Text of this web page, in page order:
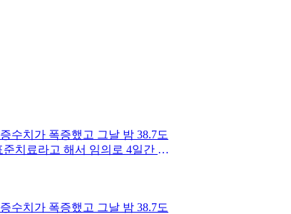
수치가 폭증했고 그날 밤 38.7도
치료라고 해서 임의로 4일간 그
방대로 250mg 2회로 유지하는
습니다.약사님들의 고견을 꼭
수치가 폭증했고 그날 밤 38.7도